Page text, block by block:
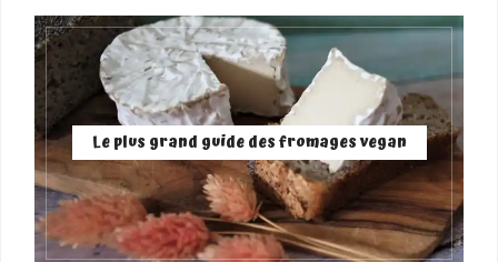
Le plus grand guide des fromages vegan